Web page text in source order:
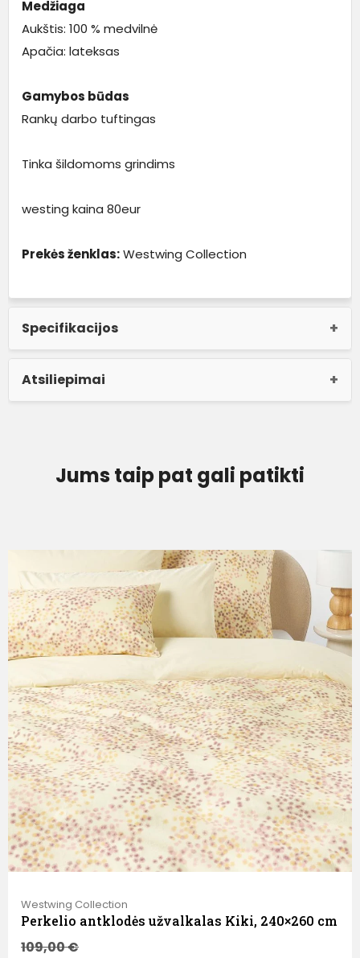
Medžiaga
Aukštis: 100 % medvilnė
Apačia: lateksas
Gamybos būdas
Rankų darbo tuftingas
Tinka šildomoms grindims
westing kaina 80eur
Prekės ženklas:Westwing Collection
Specifikacijos
Atsiliepimai
Jums taip pat gali patikti
Westwing Collection
Perkelio antklodės užvalkalas Kiki, 240×260 cm
109,00€